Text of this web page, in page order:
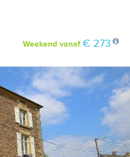
Weekendvanaf € 273